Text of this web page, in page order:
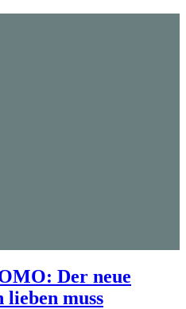
Der neue
lieben muss